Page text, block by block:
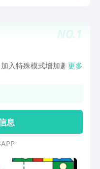
NO.1
入特殊模式增加趣味。
更多
息
P P